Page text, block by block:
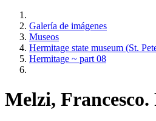
Galería de imágenes
Museos
Hermitage state museum (St.
Hermitage ~ part 08
Melzi,